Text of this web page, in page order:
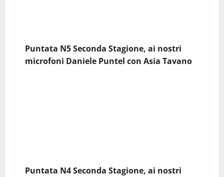
Puntata N5 Seconda Stagione, ai nostri
microfoni Daniele Puntel con Asia Tavano
Puntata N4 Seconda Stagione, ai nostri